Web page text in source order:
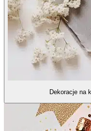
Dekoracje na